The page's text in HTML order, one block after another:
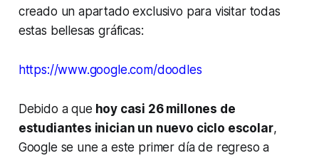
creado un apartado exclusivo para visitar todas
estas bellesas gráficas:
https://www.google.com/doodles
Debido a que hoy casi 26 millones de
estudiantes inician un nuevo ciclo escolar,
Google se une a este primer día de regreso a